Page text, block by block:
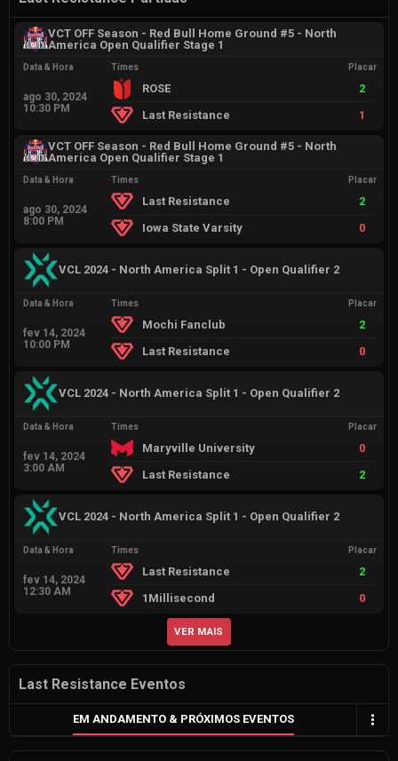
VCT OFF Season - Red Bull Home Ground #5 - North
America Open Qualifier Stage 1
Data & Hora
ago 30, 2024
10:30 PM
Times Placar
ROSE
2
Last Resistance
1
VCT OFF Season - Red Bull Home Ground #5 - North
America Open Qualifier Stage 1
Data & Hora
ago 30, 2024
8:00 PM
Times Placar
Last Resistance
2
Iowa State Varsity
0
VCL 2024 - North America Split 1 - Open Qualifier 2
Data & Hora
fev 14, 2024
10:00 PM
Times Placar
Mochi Fanclub
2
Last Resistance
0
VCL 2024 - North America Split 1 - Open Qualifier 2
Data & Hora
fev 14, 2024
3:00 AM
Times Placar
Maryville University
0
Last Resistance
2
VCL 2024 - North America Split 1 - Open Qualifier 2
Data & Hora
fev 14, 2024
12:30 AM
Times Placar
Last Resistance
2
1Millisecond
0
VER MAIS
Last Resistance Eventos
EM ANDAMENTO & PRÓXIMOS EVENTOS